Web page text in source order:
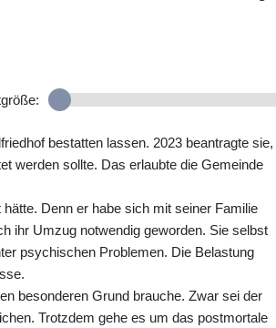
bestatten lassen. 2023 beantragte sie,
werden sollte. Das erlaubte die Gemeinde
Denn er habe sich mit seiner Familie
ihr Umzug notwendig geworden. Sie selbst
psychischen Problemen. Die Belastung
besonderen Grund brauche. Zwar sei der
Trotzdem gehe es um das postmortale